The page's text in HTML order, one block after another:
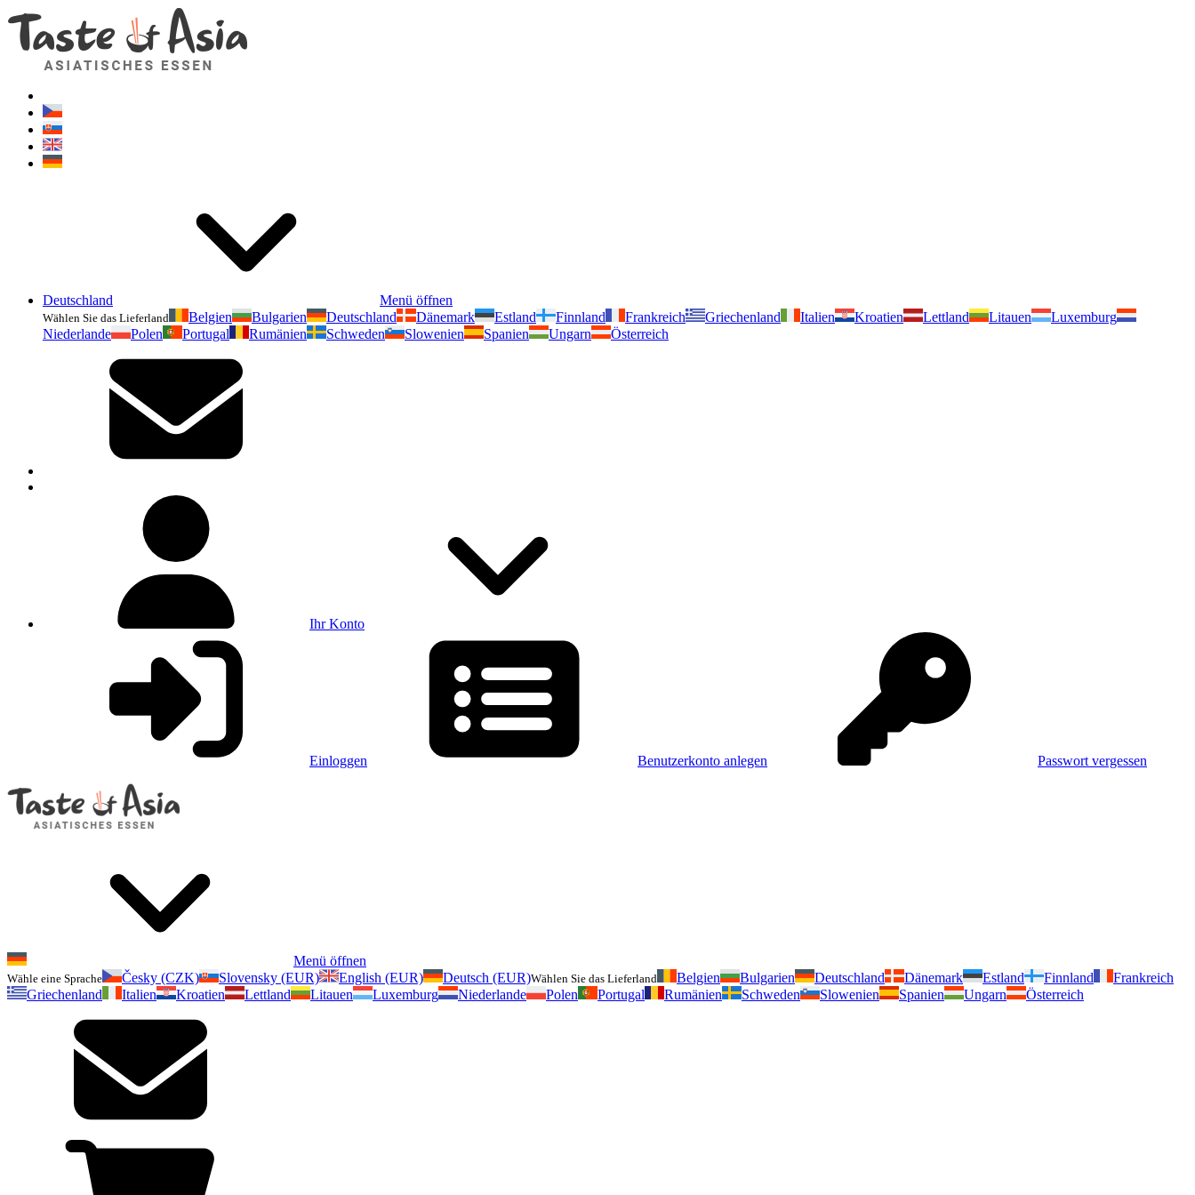
Deutschland Menü öffnen
Wählen Sie das Lieferland Belgien Bulgarien Deutschland Dänemark Estland Finnland Frankreich Griechenland Italien Kroatien Lettland Litauen
Luxemburg
Niederlande
Polen Portugal Rumänien Schweden Slowenien Spanien Ungarn Österreich
Ihr Konto
Einloggen Benutzerkonto anlegen Passwort vergessen
Menü öffnen
Wähle eine Sprache Česky (CZK) Slovensky (EUR) English (EUR) Deutsch (EUR)Wählen Sie das Lieferland Belgien Bulgarien Deutschland Dänemark Estland Finnland
Frankreich
Griechenland
Italien Kroatien Lettland Litauen Luxemburg Niederlande Polen Portugal Rumänien Schweden Slowenien Spanien Ungarn Österreich